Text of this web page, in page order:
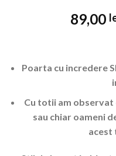
89,00
Poarta cu incredere
Cu totii am
sau chiar oameni
acest